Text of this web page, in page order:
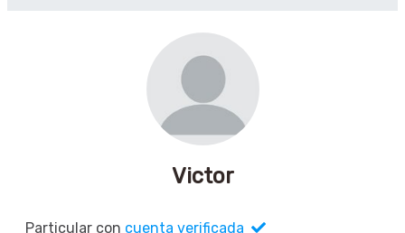
Victor
Particular con cuenta verificada